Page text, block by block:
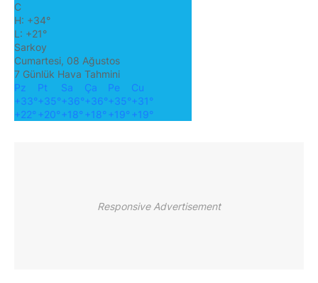
C
H: +34°
L: +21°
Sarkoy
Cumartesi, 08 Ağustos
7 Günlük Hava Tahmini
Pz
Pt Sa Ça Pe
Cu
+33°+35°+36°+36°+35°+31°
+22° +20° +18° +18° +19° +19°
Responsive Advertisement